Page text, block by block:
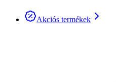
Akciós termékek